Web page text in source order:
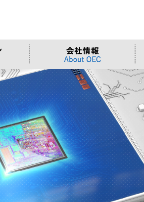
システム
ン資格確認端末
イス
サーバー/ネッ
>Supermicro
>液体冷却ソ
>DCBBS
リティ
リーズ
シリーズ
リーズ
>ものづくり
>有償技術サ
>小型PCソ
>カスタム
>台湾ソリュ
>拠点一覧
ご提案フォーム